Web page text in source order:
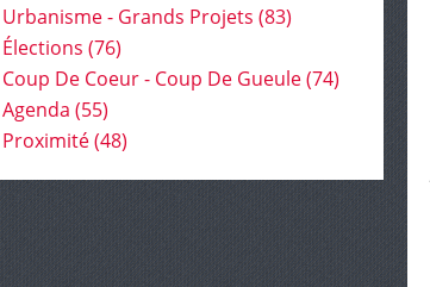
Urbanisme - Grands Projets (83)
Élections (76)
Coup De Coeur - Coup De Gueule(74)
Agenda (55)
Proximité(48)